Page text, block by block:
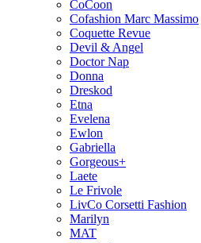
CoCoon
Cofashion Marc Massimo
Coquette Revue
Devil & Angel
Doctor Nap
Donna
Dreskod
Etna
Evelena
Ewlon
Gabriella
Gorgeous+
Laete
Le Frivole
LivCo Corsetti Fashion
Marilyn
MAT